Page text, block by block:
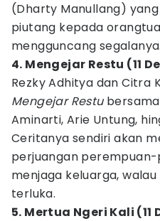
(Dharty Manullang)
piutang kepada
mengguncang segalanya.
4. Mengejar Restu (11
Rezky Adhitya dan Citra
Mengejar Restubersama
Aminarti, Arie Untung,
Ceritanya sendiri akan
perjuangan
menjaga keluarga,
terluka.
5. Mertua Ngeri Kali (11